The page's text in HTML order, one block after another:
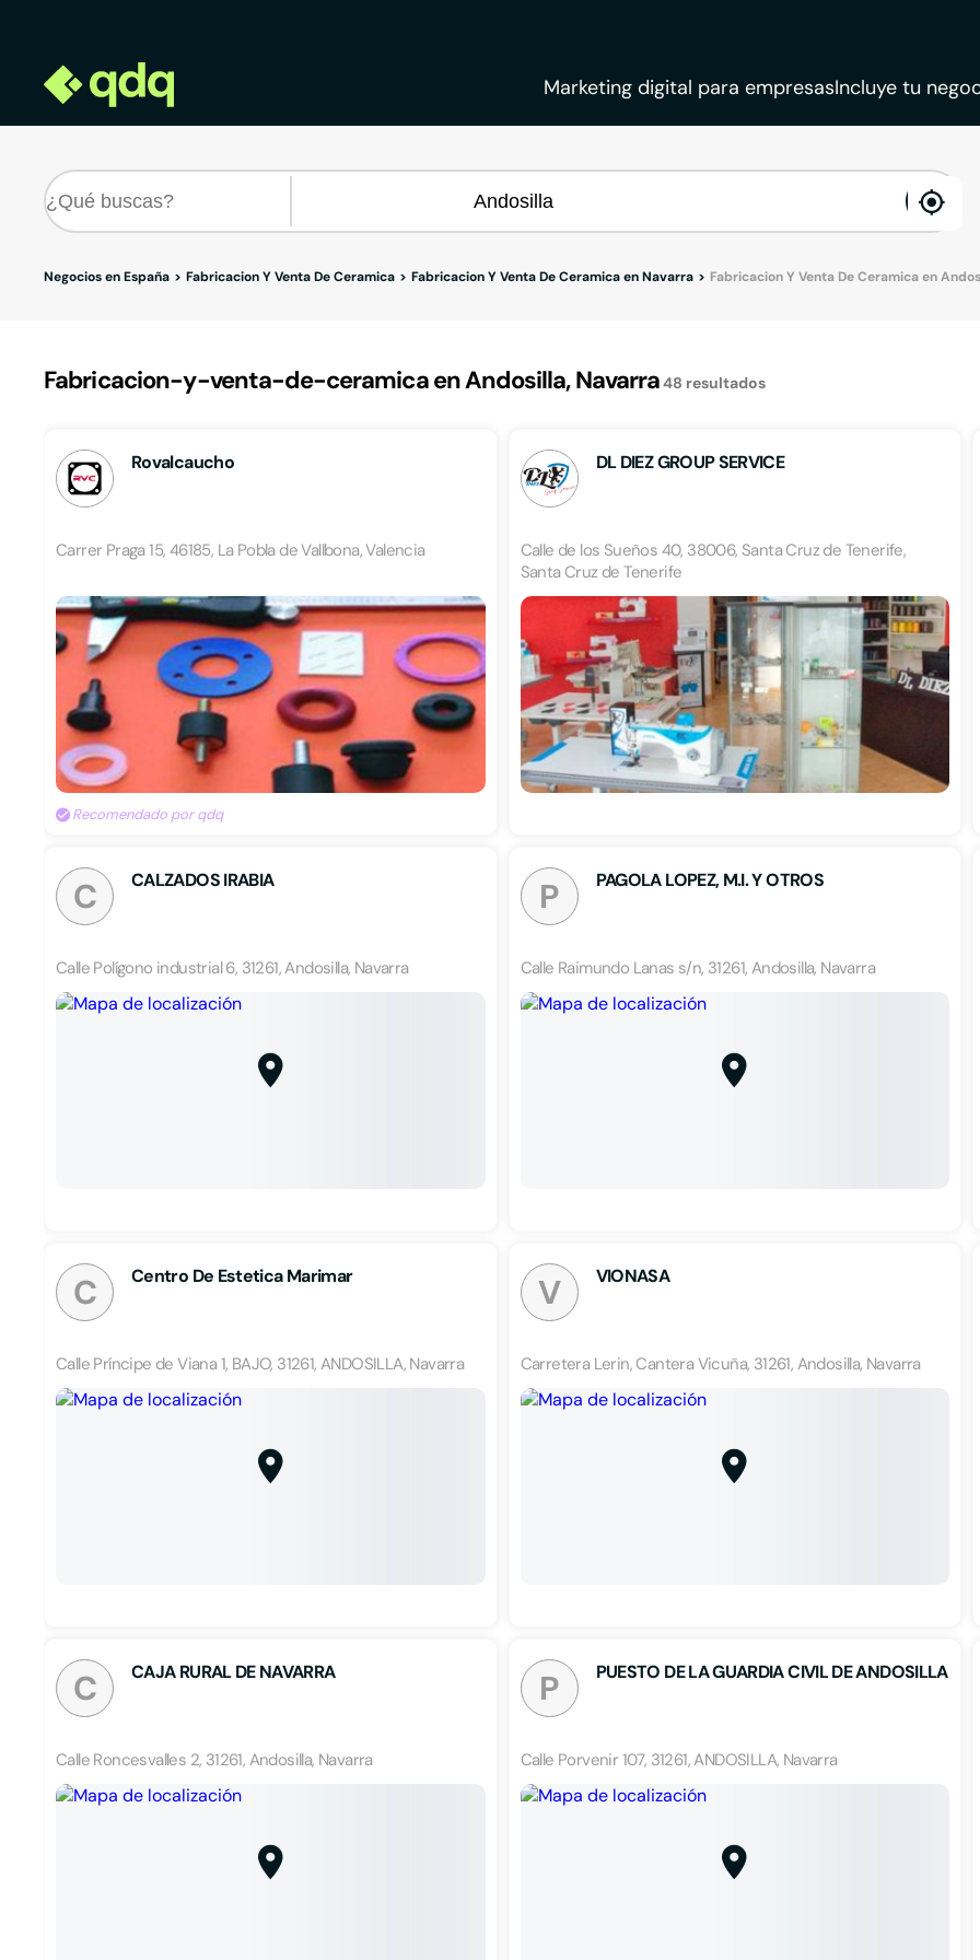
Marketing digital para empresasIncluye tu
Negocios en España Fabricacion Y Venta De Ceramica Fabricacion Y Venta De Ceramica en Navarra Fabricacion Y Venta De Ceramica en
Fabricacion-y-venta-de-ceramica en Andosilla, Navarra48 resultados
Rovalcaucho
Carrer Praga 15, 46185, La Pobla de Vallbona, Valencia
Recomendado por qdq
DL DIEZ GROUP SERVICE
Calle de los Sueños 40, 38006, Santa Cruz de Tenerife,
Santa Cruz de Tenerife
C CALZADOS IRABIA
Calle Polígono industrial 6, 31261, Andosilla, Navarra
P PAGOLA LOPEZ, M.I. Y OTROS
Calle Raimundo Lanas s/n, 31261, Andosilla, Navarra
C Centro De Estetica Marimar
Calle Príncipe de Viana 1, BAJO, 31261, ANDOSILLA, Navarra
V VIONASA
Carretera Lerin, Cantera Vicuña, 31261, Andosilla, Navarra
C CAJA RURAL DE NAVARRA
Calle Roncesvalles 2, 31261, Andosilla, Navarra
P PUESTO DE LA GUARDIA CIVIL DE ANDOSILLA
Calle Porvenir 107, 31261, ANDOSILLA, Navarra